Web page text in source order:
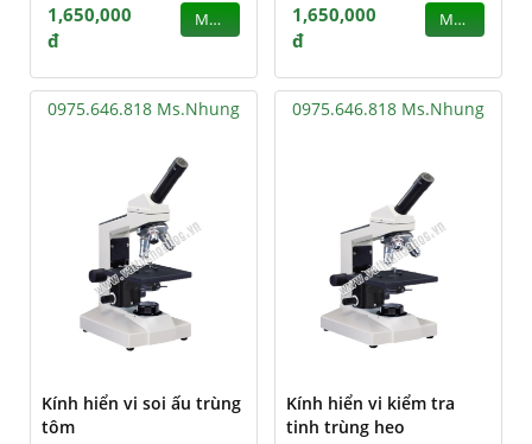
1,650,000
đ
MUA
1,650,000
đ
MUA
0975.646.818 Ms.Nhung
Kính hiển vi soi ấu trùng
tôm
0975.646.818 Ms.Nhung
Kính hiển vi kiểm tra
tinh trùng heo